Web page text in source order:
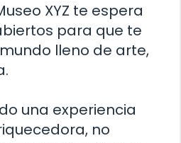
XYZ te espera
para que te
lleno de arte,
una experiencia
no